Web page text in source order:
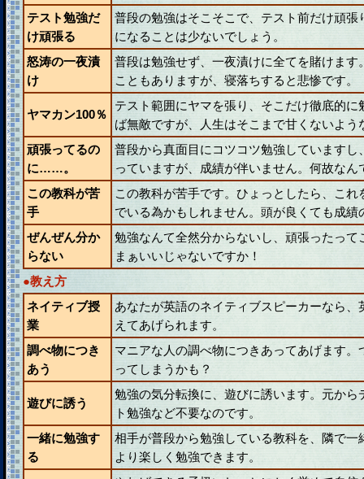
テスト勉強だ
け頑張る
普段の勉強はそこそこで、テスト前だけ頑
になることは少ないでしょう。
怒涛の一夜漬
け
普段は勉強せず、一夜漬けに全てを賭けま
こともありますが、寝落ちすると悲惨です。
ヤマカン100％
テスト範囲にヤマを張り、そこだけ徹底的
ば無敵ですが、人生はそこまで甘くないよう
頑張ってるの
に……。
普段から真面目にコツコツ勉強しています
っていますが、成績が伴いません。何故なん
この教科が苦
手
この教科が苦手です。ひょっとしたら、こ
でいる為かもしれません。頭が良くても成
ぜんぜん分か
らない
勉強なんて全然分からないし、頑張ったっ
まぁいいじゃないですか！
●教え方
ネイティブ授
業
あなたが英語のネイティブスピーカーなら
えてあげられます。
調べ物につき
あう
マニアな人の調べ物につきあってあげます
ってしまうかも？
遊びに誘う
勉強の気分転換に、遊びに誘います。元か
ト勉強など不要なのです。
一緒に勉強す
る
相手が普段から勉強している教科を、隣で
より楽しく勉強できます。